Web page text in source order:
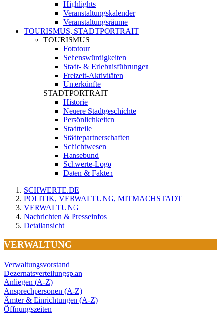
Highlights
Veranstaltungskalender
Veranstaltungsräume
TOURISMUS, STADTPORTRAIT
TOURISMUS
Fototour
Sehenswürdigkeiten
Stadt- & Erlebnisführungen
Freizeit-Aktivitäten
Unterkünfte
STADTPORTRAIT
Historie
Neuere Stadtgeschichte
Persönlichkeiten
Stadtteile
Städtepartnerschaften
Schichtwesen
Hansebund
Schwerte-Logo
Daten & Fakten
SCHWERTE.DE
POLITIK, VERWALTUNG, MITMACHSTADT
VERWALTUNG
Nachrichten & Presseinfos
Detailansicht
VERWALTUNG
Verwaltungsvorstand
Dezernatsverteilungsplan
Anliegen (A-Z)
Ansprechpersonen (A-Z)
Ämter & Einrichtungen (A-Z)
Öffnungszeiten